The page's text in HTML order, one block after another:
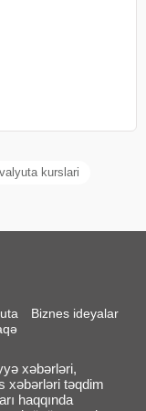
valyuta kurslari
Biznes ideyalar
xəbərləri,
xəbərləri təqdim
haqqında